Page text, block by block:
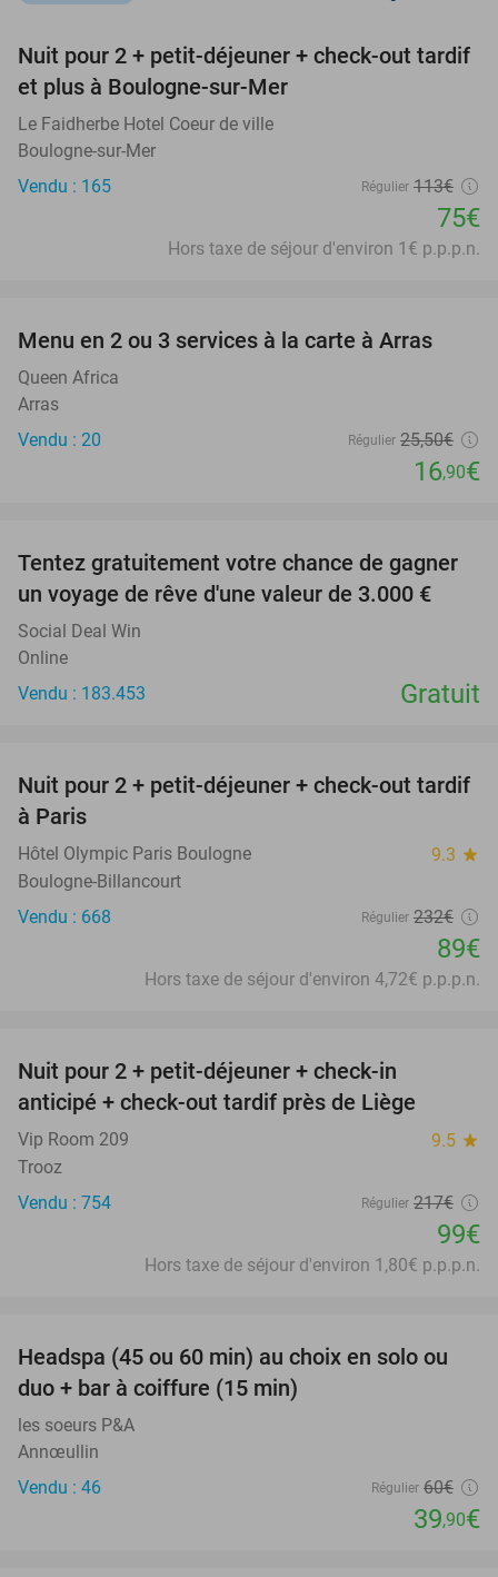
34%
NEW
TODAY
Nuit pour 2 + petit-déjeuner + check-out tardif
et plus à Boulogne-sur-Mer
Le Faidherbe Hotel Coeur de ville
Boulogne-sur-Mer
Vendu : 165
Régulier 113€
75€
Hors taxe de séjour d'environ 1€ p.p.p.n.
34%
Menu en 2 ou 3 services à la carte à Arras
Queen Africa
Arras
Vendu : 20
Régulier 25,50€
16,90€
Tentez gratuitement votre chance de gagner
un voyage de rêve d'une valeur de 3.000 €
Social Deal Win
Online
Vendu : 183.453
Gratuit
62%
Nuit pour 2 + petit-déjeuner + check-out tardif
à Paris
Hôtel Olympic Paris Boulogne 9.3 star
Boulogne-Billancourt
Vendu : 668
Régulier 232€
89€
Hors taxe de séjour d'environ 4,72€ p.p.p.n.
Nuit pour 2 + petit-déjeuner + check-in
anticipé + check-out tardif près de Liège
Vip Room 209 9.5 star
Trooz
Vendu : 754
Régulier 217€
99€
Hors taxe de séjour d'environ 1,80€ p.p.p.n.
34%
Headspa (45 ou 60 min) au choix en solo ou
duo + bar à coiffure (15 min)
les soeurs P&A
Annœullin
Vendu : 46
Régulier 60€
39,90€